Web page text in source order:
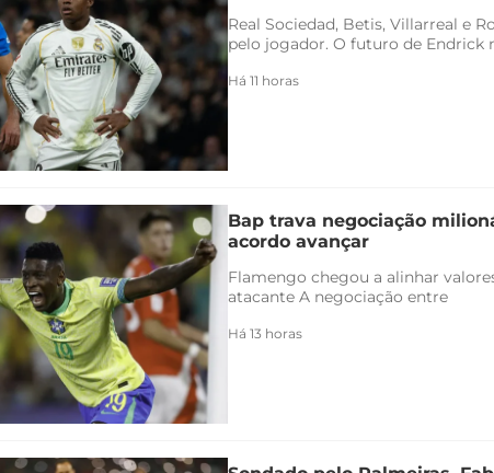
Real Sociedad, Betis, Villarreal e
pelo jogador. O futuro de Endrick
Há 11 horas
Bap trava negociação
acordo avançar
Flamengo chegou a alinhar
atacante A negociação entre
Há 13 horas